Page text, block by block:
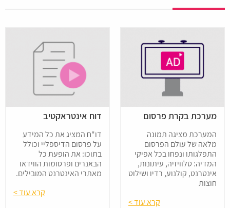
מערכת בקרת פרסום
המערכת מציגה תמונה
מלאה של עולם הפרסום
התפלגותו ונפחו בכל אפיקי
המדיה: טלוויזיה, עיתונות,
אינטרנט, קולנוע, רדיו ושילוט
חוצות
קרא עוד >
דוח אינטראקטיב
דו"ח המציג את כל המידע
על פרסום הדיספליי וכולל
בתוכו: את הופעת כל
הבאנרים ופרסומות הווידאו
מאתרי האינטרנט המובילים.
קרא עוד >